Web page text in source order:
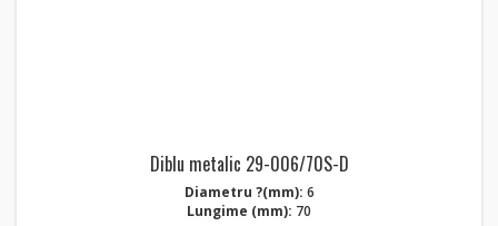
Diblu metalic 29-006/70S-D
Diametru ?(mm): 6
Lungime (mm): 70